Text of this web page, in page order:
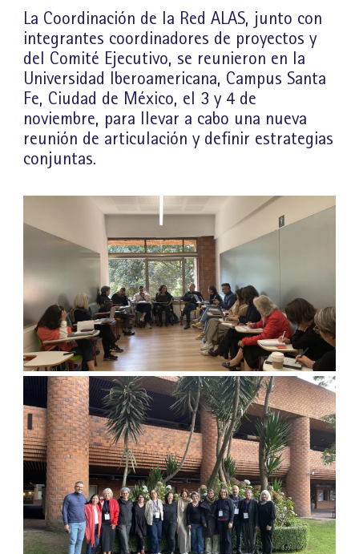
La Coordinación de la Red ALAS, junto con
integrantes coordinadores de proyectos y
del Comité Ejecutivo, se reunieron en la
Universidad Iberoamericana, Campus Santa
Fe, Ciudad de México, el 3 y 4 de
noviembre, para llevar a cabo una nueva
reunión de articulación y definir estrategias
conjuntas.